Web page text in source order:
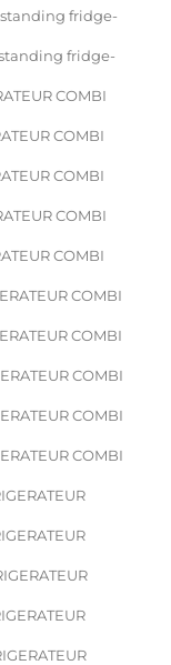
standing fridge-
fridge-
COMBI
COMBI
COMBI
COMBI
COMBI
COMBI
COMBI
COMBI
COMBI
COMBI